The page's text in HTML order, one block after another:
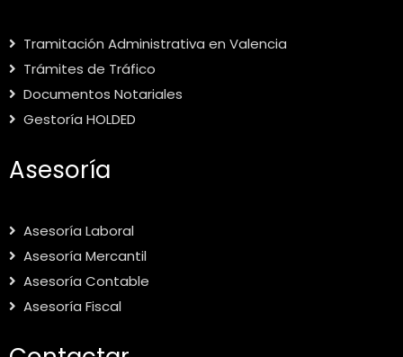
Tramitación Administrativa en Valencia
Trámites de Tráfico
Documentos Notariales
Gestoría HOLDED
Asesoría
Asesoría Laboral
Asesoría Mercantil
Asesoría Contable
Asesoría Fiscal